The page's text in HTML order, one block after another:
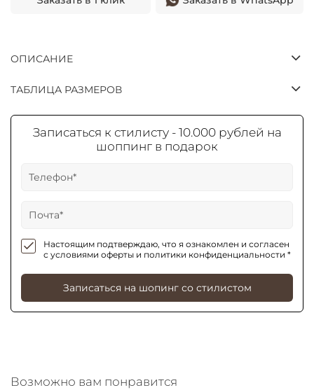
ОПИСАНИЕ
ТАБЛИЦА РАЗМЕРОВ
Записаться к стилисту - 10.000 рублей на
шоппинг в подарок
Настоящим подтверждаю, что я ознакомлен и согласен
с условиями оферты и политики конфиденциальности *
Записаться на шопинг со стилистом
Возможно вам понравится